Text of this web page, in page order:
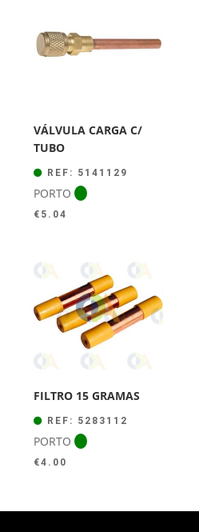
VÁLVULA CARGA C/
TUBO
REF: 5141129
PORTO
€ 5.04
FILTRO 15 GRAMAS
REF: 5283112
PORTO
€4.00